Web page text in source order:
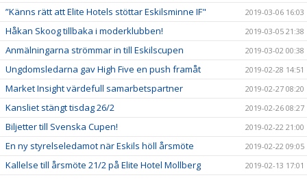
”Känns rätt att Elite Hotels stöttar Eskilsminne IF" 2019-03-06 16:03
Håkan Skoog tillbaka i moderklubben! 2019-03-05 21:38
Anmälningarna strömmar in till Eskilscupen 2019-03-02 00:38
Ungdomsledarna gav High Five en push framåt 2019-02-28 14:51
Market Insight värdefull samarbetspartner 2019-02-27 08:20
Kansliet stängt tisdag 26/2 2019-02-26 08:27
Biljetter till Svenska Cupen! 2019-02-22 21:00
En ny styrelseledamot när Eskils höll årsmöte 2019-02-22 09:05
Kallelse till årsmöte 21/2 på Elite Hotel Mollberg 2019-02-13 17:01